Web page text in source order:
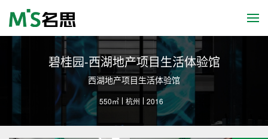
碧桂园-西湖地产项目生活体验馆
西湖地产项目生活体验馆
550㎡ 杭州 2016